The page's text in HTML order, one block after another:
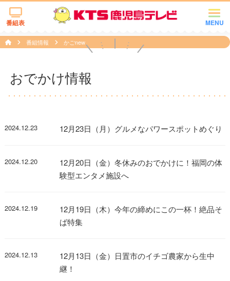
MENU
番組表
番組情報 かごnew
おでかけ情報
2024.12.23 12月23日（月）グルメなパワースポットめぐり
2024.12.20
12月20日（金）冬休みのおでかけに！福岡の体
験型エンタメ施設へ
2024.12.19
12月19日（木）今年の締めにこの一杯！絶品そ
ば特集
2024.12.13
12月13日（金）日置市のイチゴ農家から生中
継！